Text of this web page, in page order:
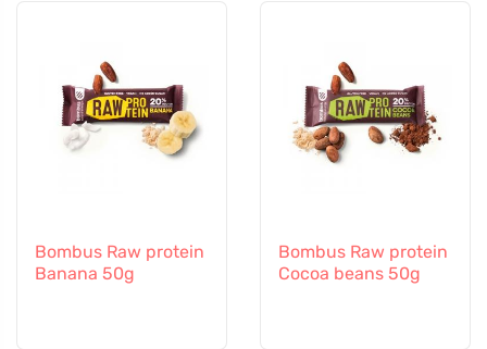
Bombus Raw protein
Banana 50g
Bombus Raw protein
Cocoa beans 50g